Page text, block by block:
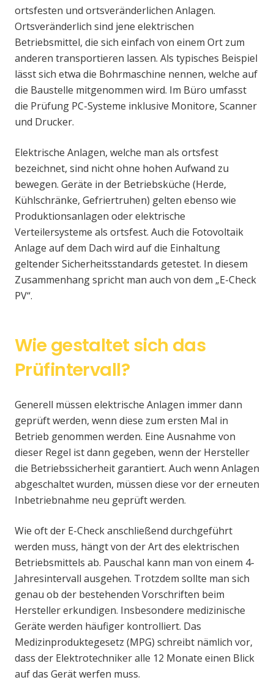
ortsfesten und ortsveränderlichen Anlagen.
Ortsveränderlich sind jene elektrischen
Betriebsmittel, die sich einfach von einem Ort zum
anderen transportieren lassen. Als typisches Beispiel
lässt sich etwa die Bohrmaschine nennen, welche auf
die Baustelle mitgenommen wird. Im Büro umfasst
die Prüfung PC-Systeme inklusive Monitore, Scanner
und Drucker.
Elektrische Anlagen, welche man als ortsfest
bezeichnet, sind nicht ohne hohen Aufwand zu
bewegen. Geräte in der Betriebsküche (Herde,
Kühlschränke, Gefriertruhen) gelten ebenso wie
Produktionsanlagen oder elektrische
Verteilersysteme als ortsfest. Auch die Fotovoltaik
Anlage auf dem Dach wird auf die Einhaltung
geltender Sicherheitsstandards getestet. In diesem
Zusammenhang spricht man auch von dem „E-Check
PV“.
Wie gestaltet sich das
Prüfintervall?
Generell müssen elektrische Anlagen immer dann
geprüft werden, wenn diese zum ersten Mal in
Betrieb genommen werden. Eine Ausnahme von
dieser Regel ist dann gegeben, wenn der Hersteller
die Betriebssicherheit garantiert. Auch wenn Anlagen
abgeschaltet wurden, müssen diese vor der erneuten
Inbetriebnahme neu geprüft werden.
Wie oft der E-Check anschließend durchgeführt
werden muss, hängt von der Art des elektrischen
Betriebsmittels ab. Pauschal kann man von einem 4-
Jahresintervall ausgehen. Trotzdem sollte man sich
genau ob der bestehenden Vorschriften beim
Hersteller erkundigen. Insbesondere medizinische
Geräte werden häufiger kontrolliert. Das
Medizinproduktegesetz (MPG) schreibt nämlich vor,
dass der Elektrotechniker alle 12 Monate einen Blick
auf das Gerät werfen muss.